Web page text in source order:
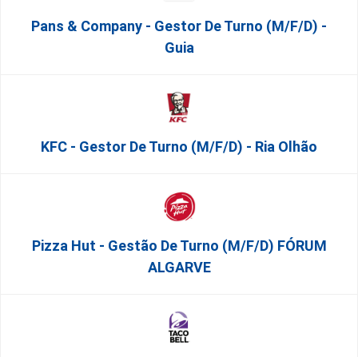
Pans & Company - Gestor De Turno (m/f/d) -
Guia
KFC - Gestor De Turno (m/f/d) - Ria Olhão
Pizza Hut - Gestão De Turno (m/f/d) FÓRUM
ALGARVE